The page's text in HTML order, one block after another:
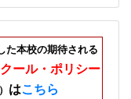
た本校の期待される
ール・ポリシー
はこちら